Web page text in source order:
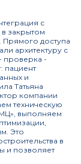
с
закрытом
Прямого доступа
архитектуру с
проверка -
пациент
и
Татьяна
компании
техническую
выполняем
Это
в
и позволяет